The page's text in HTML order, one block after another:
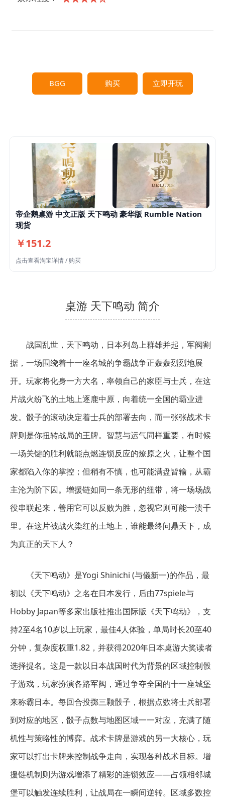
BGG 购买 立即开玩
帝企鹅桌游 中文正版 天下鸣动 豪华版 Rumble Nation
现货
￥151.2
点击查看淘宝详情 / 购买
桌游 天下鸣动 简介
战国乱世，天下鸣动，日本列岛上群雄并起，军阀割
据，一场围绕着十一座名城的争霸战争正轰轰烈烈地展
开。玩家将化身一方大名，率领自己的家臣与士兵，在这
片战火纷飞的土地上逐鹿中原，向着统一全国的霸业进
发。骰子的滚动决定着士兵的部署去向，而一张张战术卡
牌则是你扭转战局的王牌。智慧与运气同样重要，有时候
一场关键的胜利就能点燃连锁反应的燎原之火，让整个国
家都陷入你的掌控；但稍有不慎，也可能满盘皆输，从霸
主沦为阶下囚。增援链如同一条无形的纽带，将一场场战
役串联起来，善用它可以反败为胜，忽视它则可能一溃千
里。在这片被战火染红的土地上，谁能最终问鼎天下，成
为真正的天下人？
《天下鸣动》是Yogi Shinichi (与儀新一)的作品，最
初以《天下鸣动》之名在日本发行，后由77spiele与
Hobby Japan等多家出版社推出国际版《天下鸣动》，支
持2至4名10岁以上玩家，最佳4人体验，单局时长20至40
分钟，复杂度权重1.82，并获得2020年日本桌游大奖读者
选择提名。这是一款以日本战国时代为背景的区域控制骰
子游戏，玩家扮演各路军阀，通过争夺全国的十一座城堡
来称霸日本。每回合投掷三颗骰子，根据点数将士兵部署
到对应的地区，骰子点数与地图区域一一对应，充满了随
机性与策略性的博弈。战术卡牌是游戏的另一大核心，玩
家可以打出卡牌来控制战争走向，实现各种战术目标。增
援链机制则为游戏增添了精彩的连锁效应——占领相邻城
堡可以触发连续胜利，让战局在一瞬间逆转。区域多数控